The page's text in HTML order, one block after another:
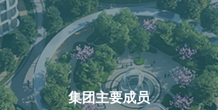
集团主要成员